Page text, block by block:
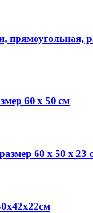
60 х 50 см
60 х 50 х 23